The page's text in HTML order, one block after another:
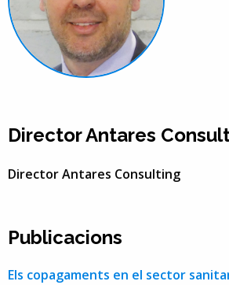
Director Antares
Director Antares Consulting
Publicacions
Els copagaments en el sector